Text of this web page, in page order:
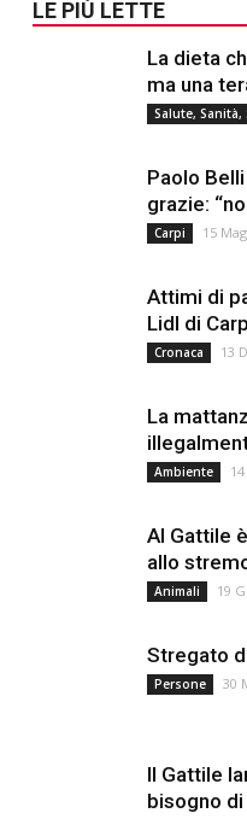
LE PIÙ LETTE
La dieta
ma una
Salute, Sanità,
Paolo
grazie:
Carpi 15
Attimi di
Lidl di
Cronaca 13
La
Ambiente
Al Gattile
allo
Animali 19
Stregato
Persone 30
Il Gattile
bisogno di